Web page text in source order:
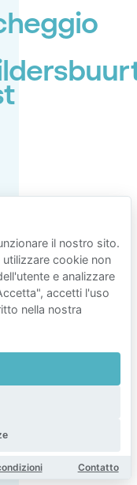
posso
i
per
gli
a
a
il nostro sito.
cookie non
e analizzare
accetti l'uso
nella nostra
Contatto